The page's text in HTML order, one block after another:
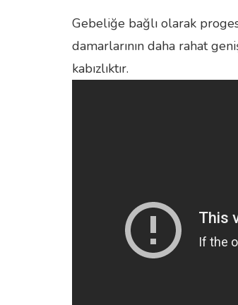
Gebeliğe bağlı olarak
damarlarının daha rahat
kabızlıktır.